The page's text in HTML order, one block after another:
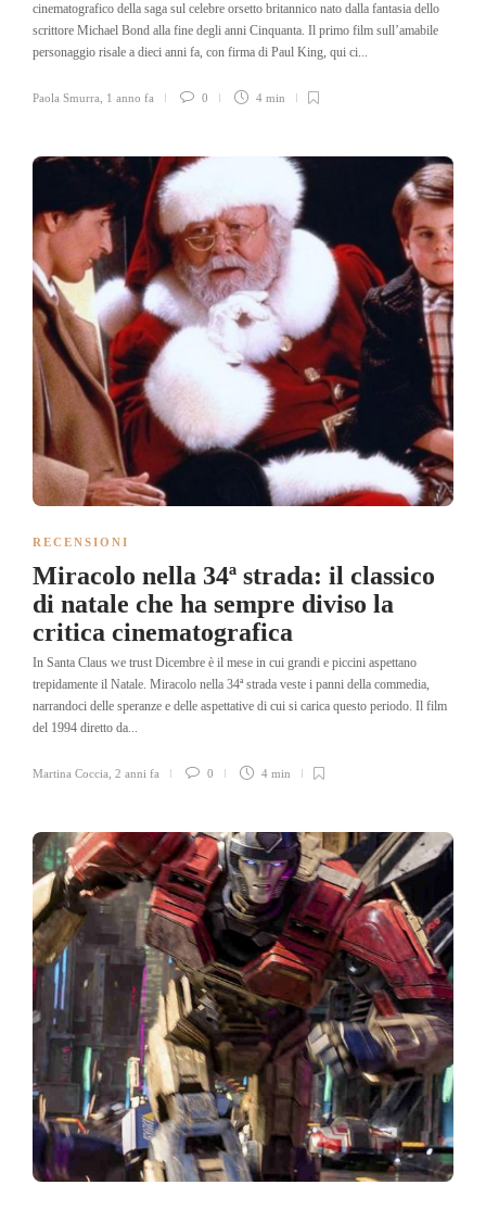
cinematografico della saga sul celebre orsetto britannico nato dalla fantasia dello
scrittore Michael Bond alla fine degli anni Cinquanta. Il primo film sull’amabile
personaggio risale a dieci anni fa, con firma di Paul King, qui ci...
Paola Smurra 1 anno fa 0 4 min
RECENSIONI
Miracolo nella 34ª strada: il classico
di natale che ha sempre diviso la
critica cinematografica
In Santa Claus we trust Dicembre è il mese in cui grandi e piccini aspettano
trepidamente il Natale. Miracolo nella 34ª strada veste i panni della commedia,
narrandoci delle speranze e delle aspettative di cui si carica questo periodo. Il film
del 1994 diretto da...
Martina Coccia 2 anni fa 0 4 min